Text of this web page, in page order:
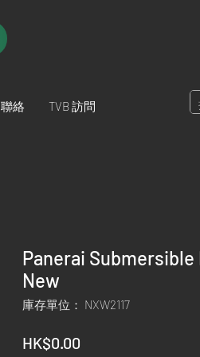
聯絡 TVB 訪問
Panerai Submersible
New
庫存單位： NXW2117
HK$0.00